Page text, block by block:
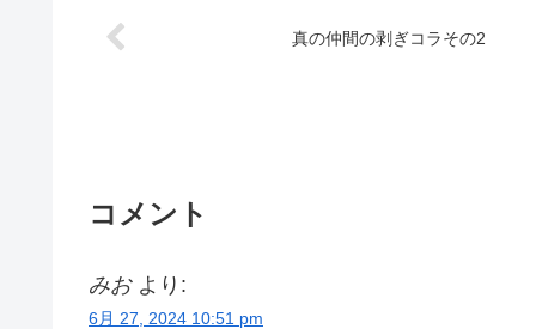
真の仲間の剥ぎコラその2
コメント
みお より:
6月 27, 2024 10:51 pm